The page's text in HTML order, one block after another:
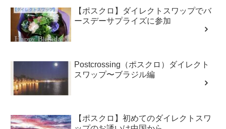
【ポスクロ】ダイレクトスワップでバ
ースデーサプライズに参加
Postcrossing（ポスクロ）ダイレクト
スワップ〜ブラジル編
【ポスクロ】初めてのダイレクトスワ